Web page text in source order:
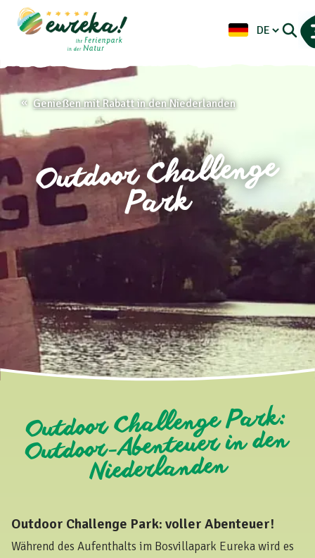
Outdoor Challenge
Park
Genießen mit Rabatt in den Niederlanden
Outdoor Challenge Park:
Outdoor-Abenteuer in den
Niederlanden
Outdoor Challenge Park: voller Abenteuer!
Während des Aufenthalts im Bosvillapark Eureka wird es